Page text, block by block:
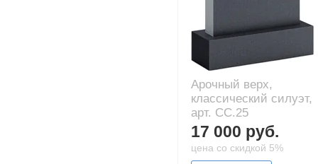
Арочный верх,
классический силуэт,
арт. CC.25
17 000 руб.
цена со скидкой 5%